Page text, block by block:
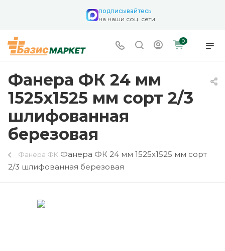
подписывайтесь
на наши соц. сети
0
Фанера ФК 24 мм
1525х1525 мм сорт 2/3
шлифованная
березовая
Фанера ФК Фанера ФК 24 мм 1525х1525 мм сорт
2/3 шлифованная березовая